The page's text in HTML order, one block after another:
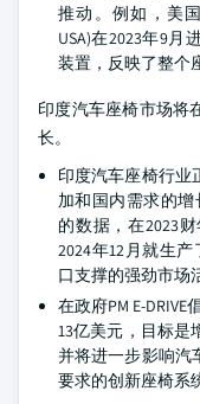
推动。例如，美
USA)在2023年9
装置，反映了整个
印度汽车座椅市场将
长。
印度汽车座椅行业
加和国内需求的增
的数据，在2023
2024年12月就生
口支撑的强劲市场
在政府PM E-
13亿美元，目标是
并将进一步影响汽
要求的创新座椅系